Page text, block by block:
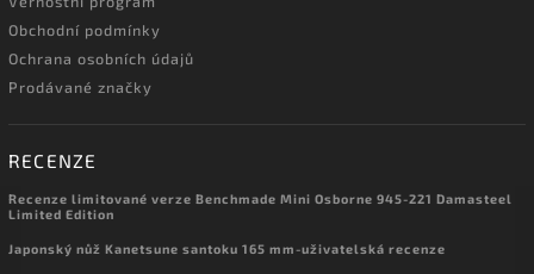
Obchodní podmínky
Ochrana osobních údajů
Prodávané značky
RECENZE
Recenze limitované verze Benchmade Mini Osborne 945-221 Damasteel
Limited Edition
Japonský nůž Kanetsune santoku 165 mm-uživatelská recenze